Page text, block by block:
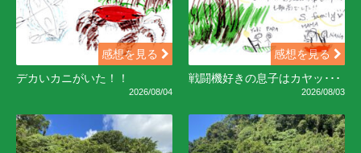
感想を見る
デカいカニがいた！！
2026/08/04
感想を見る
戦闘機好きの息子はカヤッ･･･
2026/08/03